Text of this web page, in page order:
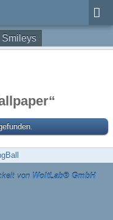
Smileys
von WoltLab® GmbH